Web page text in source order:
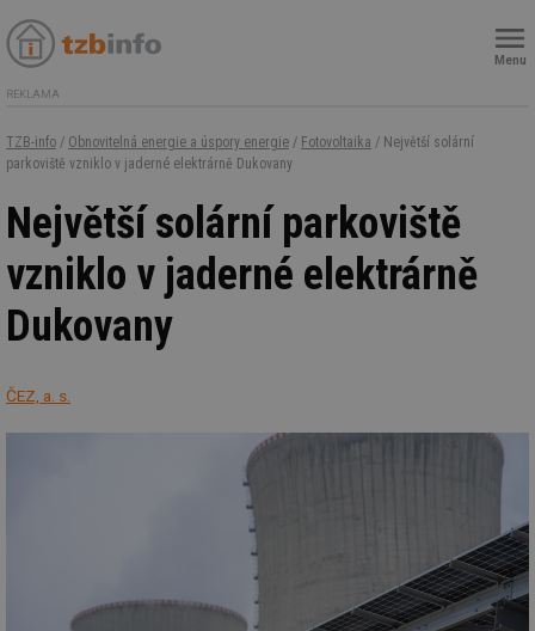
Menu
REKLAMA
TZB-info / Obnovitelná energie a úspory energie / Fotovoltaika / Největší solární
parkoviště vzniklo v jaderné elektrárně Dukovany
Největší solární parkoviště
vzniklo v jaderné elektrárně
Dukovany
ČEZ, a. s.